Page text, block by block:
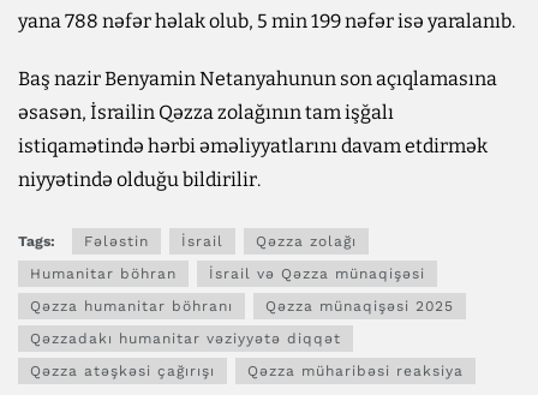
yana 788 nəfər həlak olub, 5 min 199 nəfər isə yaralanıb.
Baş nazir Benyamin Netanyahunun son açıqlamasına
əsasən, İsrailin Qəzza zolağının tam işğalı
istiqamətində hərbi əməliyyatlarını davam etdirmək
niyyətində olduğu bildirilir.
Tags: Fələstin İsrail
Qəzza zolağı
Humanitar böhran
İsrail və Qəzza münaqişəsi
Qəzza humanitar böhranı
Qəzza münaqişəsi 2025
Qəzzadakı humanitar vəziyyətə diqqət
Qəzza atəşkəsi çağırışı
Qəzza müharibəsi reaksiya